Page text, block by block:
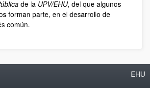
de la UPV/EHU, del que algunos
forman parte, en el desarrollo de
común.
EHU